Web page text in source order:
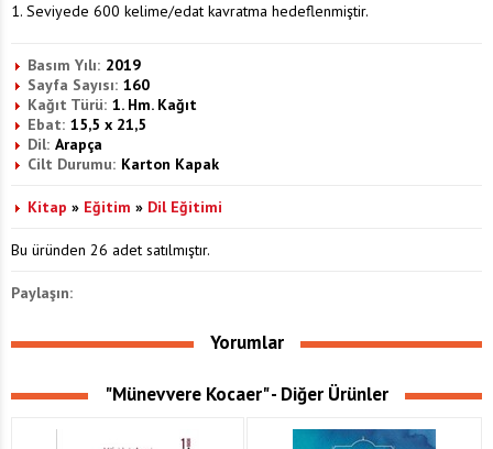
1. Seviyede 600 kelime/edat kavratma hedeflenmiştir.
Basım Yılı: 2019
Sayfa Sayısı: 160
Kağıt Türü: 1. Hm. Kağıt
Ebat: 15,5 x 21,5
Dil: Arapça
Cilt Durumu: Karton Kapak
Kitap » Eğitim » Dil Eğitimi
Bu üründen 26 adet satılmıştır.
Paylaşın:
Yorumlar
"Münevvere Kocaer" - Diğer Ürünler